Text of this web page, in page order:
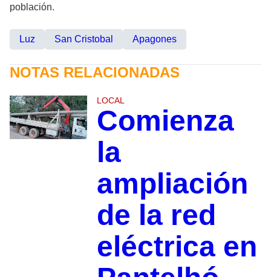
población.
Luz San Cristobal Apagones
NOTAS RELACIONADAS
LOCAL
Comienza
la
ampliación
de la red
eléctrica en